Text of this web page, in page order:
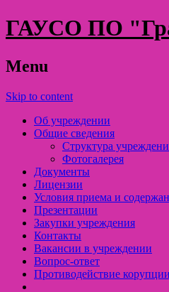
ГАУСО ПО
Menu
Skip to content
Об учреждении
Общие сведения
Структура
Фотогалерея
Документы
Лицензии
Условия приема и
Презентации
Закупки учреждения
Контакты
Вакансии в учреждении
Вопрос-ответ
Противодействие корупции